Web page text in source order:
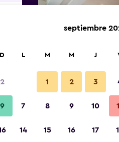
D
2
9
septiembre
L M M J
1 2 3
7 8 9 10
14 15 16 17